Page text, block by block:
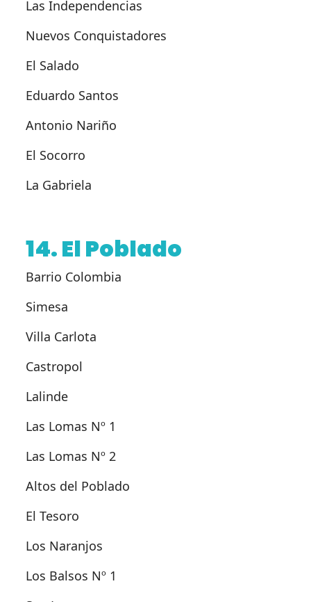
Las Independencias
Nuevos Conquistadores
El Salado
Eduardo Santos
Antonio Nariño
El Socorro
La Gabriela
14. El Poblado
Barrio Colombia
Simesa
Villa Carlota
Castropol
Lalinde
Las Lomas Nº 1
Las Lomas Nº 2
Altos del Poblado
El Tesoro
Los Naranjos
Los Balsos Nº 1